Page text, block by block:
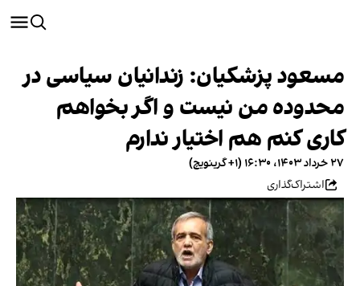
مسعود پزشکیان: زندانیان سیاسی در
محدوده من نیست و اگر بخواهم
کاری کنم هم اختیار ندارم
۲۷ خرداد ۱۴۰۳، ۱۶:۳۰ (‎+۱ گرینویچ)
اشتراک‌گذاری